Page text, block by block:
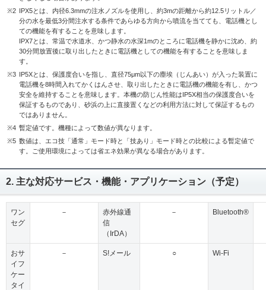
※2 IPX5とは、内径6.3mmの注水ノズルを使用し、約3mの距離から約12.5リットル／
分の水を最低3分間注水する条件であらゆる方向から噴流を当てても、電話機とし
ての機能を有することを意味します。
IPX7とは、常温で水道水、かつ静水の水深1mのところに電話機を静かに沈め、約
30分間放置後に取り出したときに電話機としての機能を有することを意味しま
す。
※3 IP5Xとは、保護度合いを指し、直径75μm以下の塵埃（じんあい）が入った装置に
電話機を8時間入れてかくはんさせ、取り出したときに電話機の機能を有し、かつ
安全を維持することを意味します。本機の防じん性能はIP5X相当の保護度合いを
保証するものであり、砂浜の上に直接置くなどの利用方法に対して保証するもの
ではありません。
※4 暫定値です。機種によって数値が異なります。
※5 数値は、エコ技「通常」モード時と「技あり」モード時との比較による暫定値で
す。ご使用環境によっては省エネ効果が異なる場合があります。
2. 主な対応サービス・機能・アプリケーション（予定）
ワン
セグ
－
赤外線通
信
（IrDA）
－ Bluetooth®
おサ
イフ
ケー
タイ
－ S!メール ○ Wi-Fi